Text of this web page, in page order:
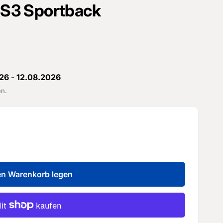
Sportback
- 12.08.2026
Warenkorb legen